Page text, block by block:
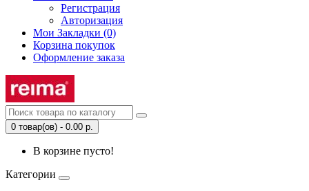
Регистрация
Авторизация
Мои Закладки (0)
Корзина покупок
Оформление заказа
0 товар(ов) - 0.00 р.
В корзине пусто!
Категории